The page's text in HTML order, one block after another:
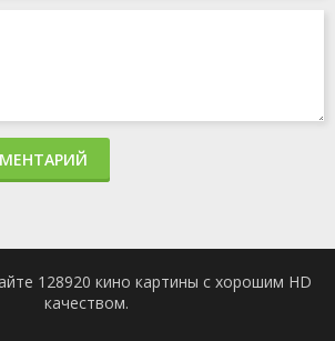
128920 кино картины с хорошим HD
качеством.